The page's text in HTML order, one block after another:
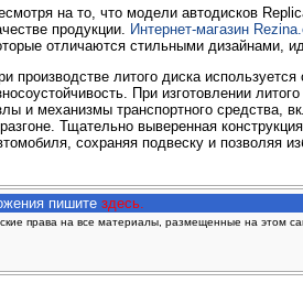
на то, что модели автодисков
продукции.
Интернет-магазин
отличаются стильными дизайнами,
производстве литого диска
При изготовлении
и механизмы транспортного средства,
Тщательно выверенная
сохраняя подвеску и позволяя
пишите здесь.
права на все материалы, размещенные на этом